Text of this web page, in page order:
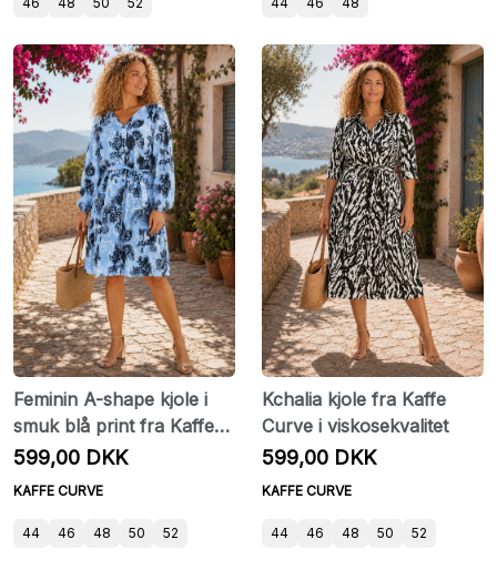
Feminin A-shape kjole i
smuk blå print fra Kaffe
Curve
599,00 DKK
KAFFE CURVE
44 46 48 50 52
Kchalia kjole fra Kaffe
Curve i viskosekvalitet
599,00 DKK
KAFFE CURVE
44 46 48 50 52